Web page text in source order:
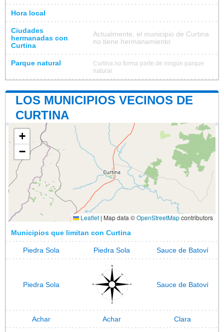
Hora local
Ciudades
hermanadas con
Curtina
Actualmente, el municipio de Curtina
no tiene hermanamiento
Parque natural
Curtina no forma parte de ningún parque
natural
LOS MUNICIPIOS VECINOS DE
CURTINA
+
−
Leaflet | Map data ©OpenStreetMapcontributors
Municipios que limitan con Curtina
Piedra Sola Piedra Sola Sauce de Batoví
Piedra Sola Sauce de Batoví
Achar Achar Clara